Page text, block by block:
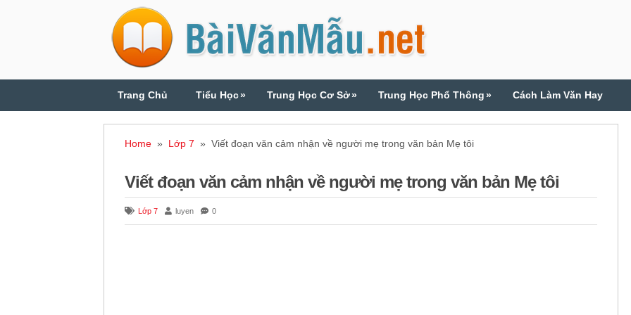
Trang Chủ Tiểu Học» Trung Học Cơ Sở» Trung Học Phổ Thông» Cách Làm Văn Hay
Home » Lớp 7 » Viết đoạn văn cảm nhận về người mẹ trong văn bản Mẹ tôi
Viết đoạn văn cảm nhận về người mẹ trong văn bản Mẹ tôi
Lớp 7 luyen 0